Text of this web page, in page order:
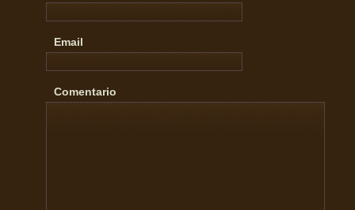
Email
Comentario